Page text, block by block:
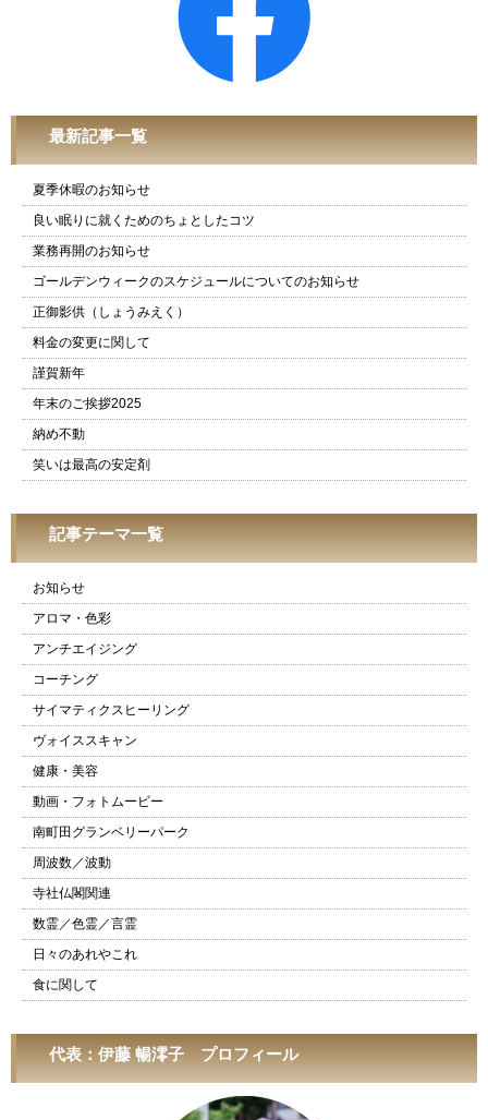
最新記事一覧
夏季休暇のお知らせ
良い眠りに就くためのちょとしたコツ
業務再開のお知らせ
ゴールデンウィークのスケジュールについてのお知らせ
正御影供（しょうみえく）
料金の変更に関して
謹賀新年
年末のご挨拶2025
納め不動
笑いは最高の安定剤
記事テーマ一覧
お知らせ
アロマ・色彩
アンチエイジング
コーチング
サイマティクスヒーリング
ヴォイススキャン
健康・美容
動画・フォトムービー
南町田グランベリーパーク
周波数／波動
寺社仏閣関連
数霊／色霊／言霊
日々のあれやこれ
食に関して
代表：伊藤 暢澪子 プロフィール